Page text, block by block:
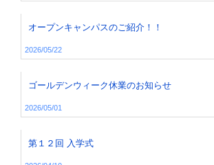
オープンキャンパスのご紹介！！
2026/05/22
ゴールデンウィーク休業のお知らせ
2026/05/01
第１２回 入学式